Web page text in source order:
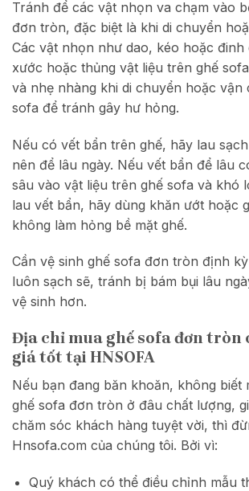
Tránh để các vật nhọn va chạm vào
đơn tròn, đặc biệt là khi di chuyển
Các vật nhọn như dao, kéo hoặc
xước hoặc thủng vật liệu trên ghế
và nhẹ nhàng khi di chuyển hoặc vận
sofa để tránh gây hư hỏng.
Nếu có vết bẩn trên ghế, hãy lau
nên để lâu ngày. Nếu vết bẩn để lâu
sâu vào vật liệu trên ghế sofa và khó
lau vết bẩn, hãy dùng khăn ướt hoặc
không làm hỏng bề mặt ghế.
Cần vệ sinh ghế sofa đơn tròn định
luôn sạch sẽ, tránh bị bám bụi lâu
vệ sinh hơn.
Địa chỉ mua ghế sofa đơn tròn
giá tốt tại HNSOFA
Nếu bạn đang băn khoăn, không biết
ghế sofa đơn tròn ở đâu chất lượng,
chăm sóc khách hàng tuyệt vời, thì
Hnsofa.com của chúng tôi. Bởi vì:
Quý khách có thể điều chỉnh mẫu